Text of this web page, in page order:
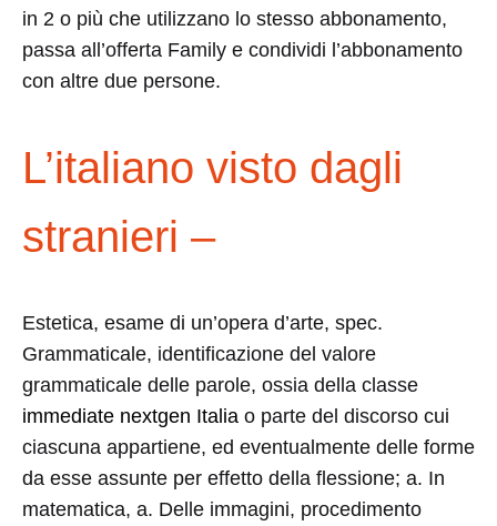
in 2 o più che utilizzano lo stesso abbonamento,
passa all’offerta Family e condividi l’abbonamento
con altre due persone.
L’italiano visto dagli
stranieri –
Estetica, esame di un’opera d’arte, spec.
Grammaticale, identificazione del valore
grammaticale delle parole, ossia della classe
immediate nextgen Italia o parte del discorso cui
ciascuna appartiene, ed eventualmente delle forme
da esse assunte per effetto della flessione; a. In
matematica, a. Delle immagini, procedimento